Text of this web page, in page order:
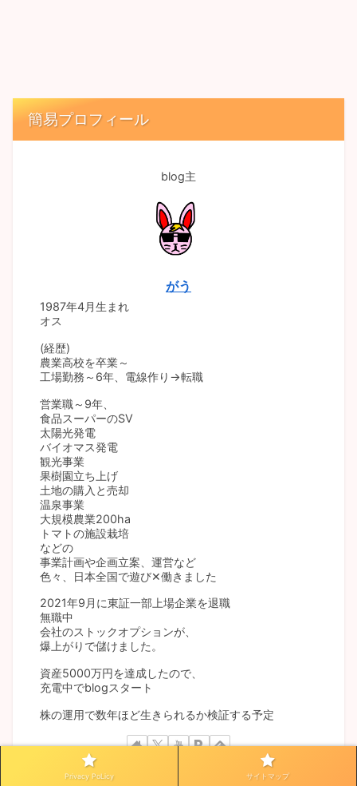
簡易プロフィール
blog主
がう
1987年4月生まれ
オス
(経歴)
農業高校を卒業～
工場勤務～6年、電線作り→転職
営業職～9年、
食品スーパーのSV
太陽光発電
バイオマス発電
観光事業
果樹園立ち上げ
土地の購入と売却
温泉事業
大規模農業200ha
トマトの施設栽培
などの
事業計画や企画立案、運営など
色々、日本全国で遊び✕働きました
2021年9月に東証一部上場企業を退職
無職中
会社のストックオプションが、
爆上がりで儲けました。
資産5000万円を達成したので、
充電中でblogスタート
株の運用で数年ほど生きられるか検証する予定
Privacy PoLicy サイトマップ